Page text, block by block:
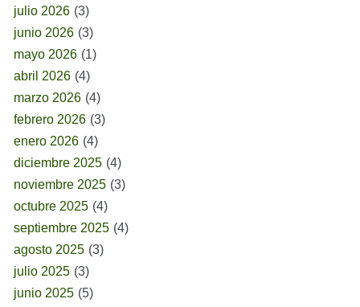
julio 2026 (3)
junio 2026 (3)
mayo 2026 (1)
abril 2026 (4)
marzo 2026 (4)
febrero 2026 (3)
enero 2026 (4)
diciembre 2025 (4)
noviembre 2025 (3)
octubre 2025 (4)
septiembre 2025 (4)
agosto 2025 (3)
julio 2025 (3)
junio 2025 (5)